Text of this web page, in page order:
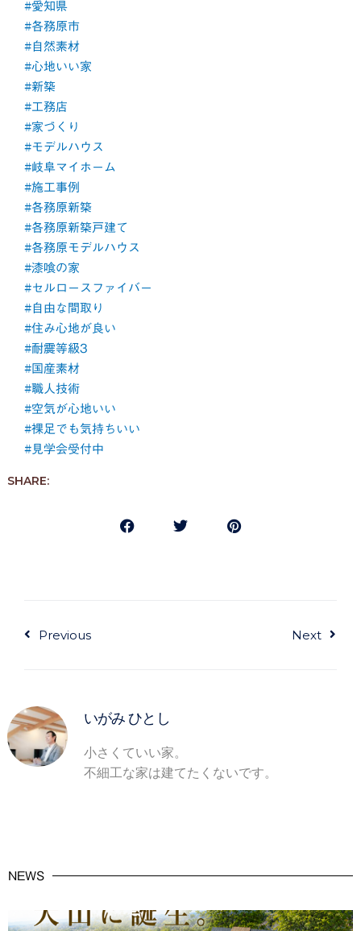
#愛知県
#各務原市
#自然素材
#心地いい家
#新築
#工務店
#家づくり
#モデルハウス
#岐阜マイホーム
#施工事例
#各務原新築
#各務原新築戸建て
#各務原モデルハウス
#漆喰の家
#セルロースファイバー
#自由な間取り
#住み心地が良い
#耐震等級3
#国産素材
#職人技術
#空気が心地いい
#裸足でも気持ちいい
#見学会受付中
SHARE:
Previous Next
いがみ ひとし
小さくていい家。
不細工な家は建てたくないです。
NEWS